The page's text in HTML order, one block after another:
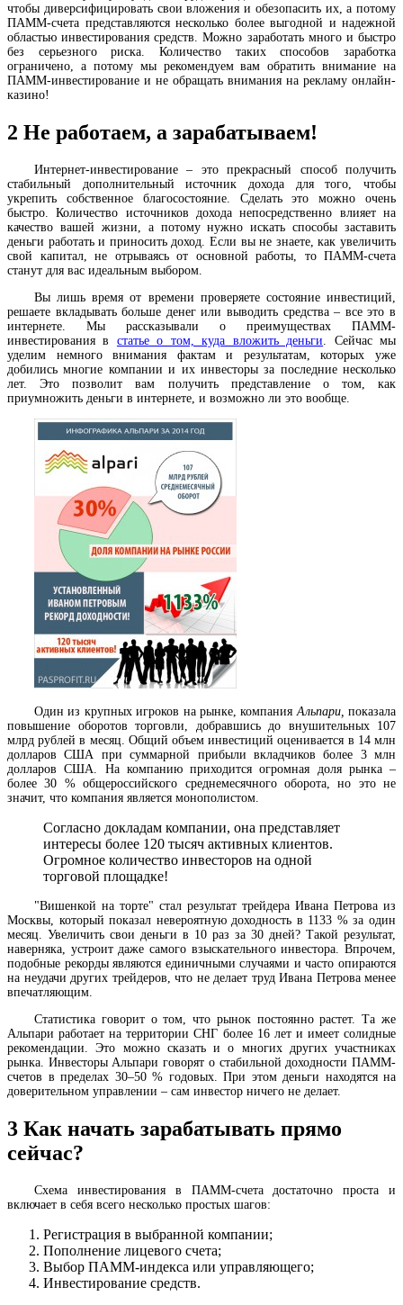
чтобы диверсифицировать свои вложения и обезопасить их, а потому
ПАММ-счета представляются несколько более выгодной и надежной
областью инвестирования средств. Можно заработать много и быстро
без серьезного риска. Количество таких способов заработка
ограничено, а потому мы рекомендуем вам обратить внимание на
ПАММ-инвестирование и не обращать внимания на рекламу онлайн-
казино!
2 Не работаем, а зарабатываем!
Интернет-инвестирование – это прекрасный способ получить
стабильный дополнительный источник дохода для того, чтобы
укрепить собственное благосостояние. Сделать это можно очень
быстро. Количество источников дохода непосредственно влияет на
качество вашей жизни, а потому нужно искать способы заставить
деньги работать и приносить доход. Если вы не знаете, как увеличить
свой капитал, не отрываясь от основной работы, то ПАММ-счета
станут для вас идеальным выбором.
Вы лишь время от времени проверяете состояние инвестиций,
решаете вкладывать больше денег или выводить средства – все это в
интернете. Мы рассказывали о преимуществах ПАММ-
инвестирования в статьео том, куда вложить деньги. Сейчас мы
уделим немного внимания фактам и результатам, которых уже
добились многие компании и их инвесторы за последние несколько
лет. Это позволит вам получить представление о том, как
приумножить деньги в интернете, и возможно ли это вообще.
Один из крупных игроков на рынке, компанияАльпари, показала
повышение оборотов торговли, добравшись до внушительных 107
млрд рублей в месяц. Общий объем инвестиций оценивается в 14 млн
долларов США при суммарной прибыли вкладчиков более 3 млн
долларов США. На компанию приходится огромная доля рынка –
более 30 % общероссийского среднемесячного оборота, но это не
значит, что компания является монополистом.
Согласно докладам компании, она представляет
интересы более 120 тысяч активных клиентов.
Огромное количество инвесторов на одной
торговой площадке!
"Вишенкой на торте" стал результат трейдера Ивана Петрова из
Москвы, который показал невероятную доходность в 1133 % за один
месяц. Увеличить свои деньги в 10 раз за 30 дней? Такой результат,
наверняка, устроит даже самого взыскательного инвестора. Впрочем,
подобные рекорды являются единичными случаями и часто опираются
на неудачи других трейдеров, что не делает труд Ивана Петрова менее
впечатляющим.
Статистика говорит о том, что рынок постоянно растет. Та же
Альпари работает на территории СНГ более 16 лет и имеет солидные
рекомендации. Это можно сказать и о многих других участниках
рынка. Инвесторы Альпари говорят о стабильной доходности ПАММ-
счетов в пределах 30–50 % годовых. При этом деньги находятся на
доверительном управлении – сам инвестор ничего не делает.
3 Как начать зарабатывать прямо
сейчас?
Схема инвестирования в ПАММ-счета достаточно проста и
включает в себя всего несколько простых шагов:
Регистрация в выбранной компании;
Пополнение лицевого счета;
Выбор ПАММ-индекса или управляющего;
Инвестирование средств.